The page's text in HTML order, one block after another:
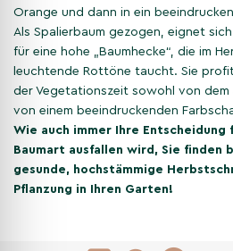
Orange und dann in ein
Als Spalierbaum gezogen, eignet
für eine hohe „Baumhecke“, die im
leuchtende Rottöne taucht. Sie
der Vegetationszeit sowohl von dem
von einem beeindruckenden
Wie auch immer Ihre Entscheidung
Baumart ausfallen wird, Sie finden
gesunde, hochstämmige
Pflanzung in Ihren Garten!